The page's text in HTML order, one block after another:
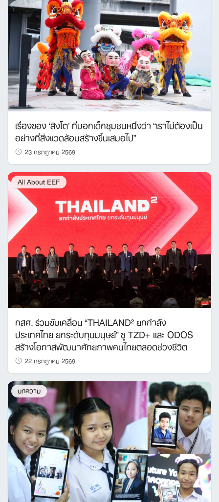
เรื่องของ ‘สิงโต’ ที่บอกเด็กชุมชนหนึ่งว่า “เราไม่ต้องเป็น
อย่างที่สิ่งแวดล้อมสร้างขึ้นเสมอไป”
23 กรกฎาคม 2569
All About EEF
กสศ. ร่วมขับเคลื่อน “THAILAND² ยกกำลัง
ประเทศไทย ยกระดับทุนมนุษย์” ชู TZD+ และ ODOS
สร้างโอกาสพัฒนาศักยภาพคนไทยตลอดช่วงชีวิต
22 กรกฎาคม 2569
บทความ